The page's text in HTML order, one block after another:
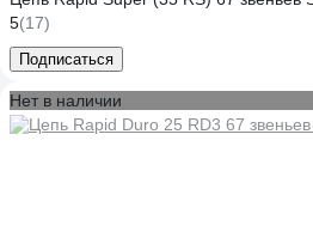
5(17)
Подписаться
Нет в наличии